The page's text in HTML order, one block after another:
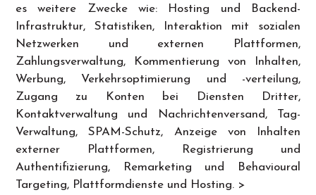
es weitere Zwecke wie: Hosting und Backend-
Infrastruktur, Statistiken, Interaktion mit sozialen
Netzwerken und externen Plattformen,
Zahlungsverwaltung, Kommentierung von Inhalten,
Werbung, Verkehrsoptimierung und -verteilung,
Zugang zu Konten bei Diensten Dritter,
Kontaktverwaltung und Nachrichtenversand, Tag-
Verwaltung, SPAM-Schutz, Anzeige von Inhalten
externer Plattformen, Registrierung und
Authentifizierung, Remarketing und Behavioural
Targeting, Plattformdienste und Hosting. >